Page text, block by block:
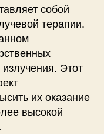
собой
терапии.
Этот
их оказание
высокой